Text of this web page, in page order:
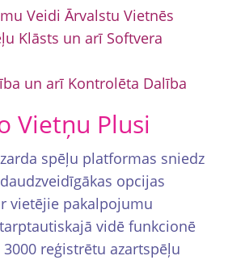
Veidi Ārvalstu Vietnēs
Klāsts un arī Softvera
un arī Kontrolēta Dalība
Vietņu Plusi
spēļu platformas sniedz
opcijas
vietējie pakalpojumu
vidē funkcionē
reģistrētu azartspēļu